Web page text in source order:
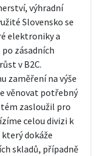
výhradní
Slovensko se
elektroniky a
zásadních
v B2C.
zaměření na výše
věnovat potřebný
zasloužil pro
celou divizi k
dokáže
skladů, případně